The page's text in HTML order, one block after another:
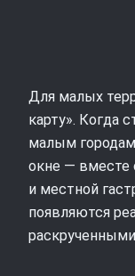
Для малых
карту». Когда
малым
окне — вместе
и местной
появляются